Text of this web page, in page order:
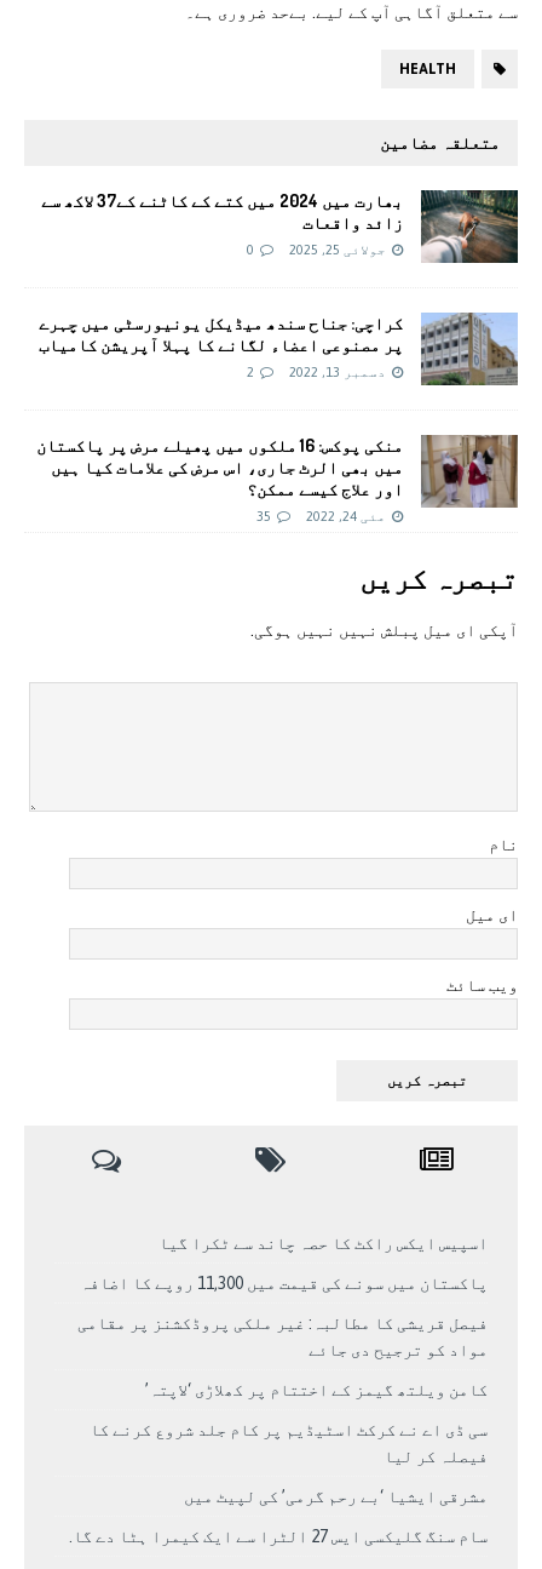
سے متعلق آگاہی آپ کے لیے. بےحد ضروری ہے۔
HEALTH
متعلقہ مضامین
بھارت میں 2024 میں کتے کے کاٹنے کے37 لاکھ سے
زائد واقعات
جولائی 25, 2025 0
کراچی: جناح سندھ میڈیکل یونیورسٹی میں چہرے
پر مصنوعی اعضاء لگانے کا پہلا آپریشن کامیاب
دسمبر 13, 2022 2
منکی پوکس: 16 ملکوں میں پھیلے مرض پر پاکستان
میں بھی الرٹ جاری، اس مرض کی علامات کیا ہیں
اور علاج کیسے ممکن؟
مئی 24, 2022 35
تبصرہ کريں
آپکی ای ميل پبلش نہيں نہيں ہوگی.
نام
ای میل
ویب سائٹ
اسپیس ایکس راکٹ کا حصہ چاند سے ٹکرا گیا
پاکستان میں سونے کی قیمت میں 11,300 روپے کا اضافہ
فیصل قریشی کا مطالبہ: غیر ملکی پروڈکشنز پر مقامی
مواد کو ترجیح دی جائے
کامن ویلتھ گیمز کے اختتام پر کھلاڑی ‘لاپتہ’
سی ڈی اے نے کرکٹ اسٹیڈیم پر کام جلد شروع کرنے کا
فیصلہ کر لیا
مشرقی ایشیا ‘بے رحم گرمی’ کی لپیٹ میں
سام سنگ گلیکسی ایس 27 الٹرا سے ایک کیمرا ہٹا دے گا.